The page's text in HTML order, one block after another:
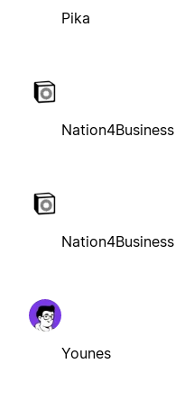
Pika
Nation4Business
Nation4Business
Younes